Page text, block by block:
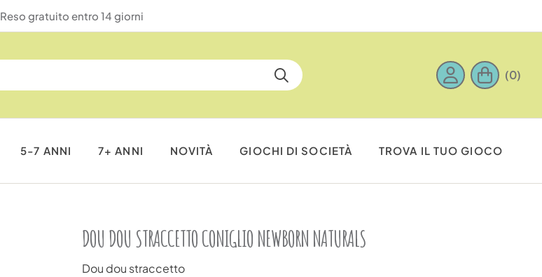
Reso gratuito entro 14 giorni
(0)
5-7 ANNI 7+ ANNI NOVITÀ GIOCHI DI SOCIETÀ TROVA IL TUO GIOCO
DOU DOU STRACCETTO CONIGLIO NEWBORN NATURALS
Dou dou straccetto